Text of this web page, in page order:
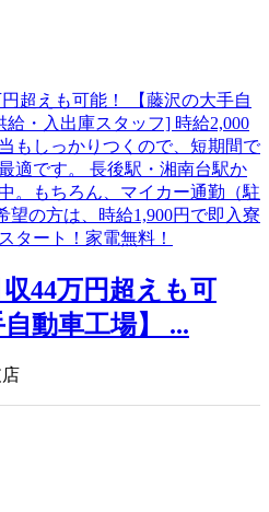
収44万円超えも可
動車工場】 ...